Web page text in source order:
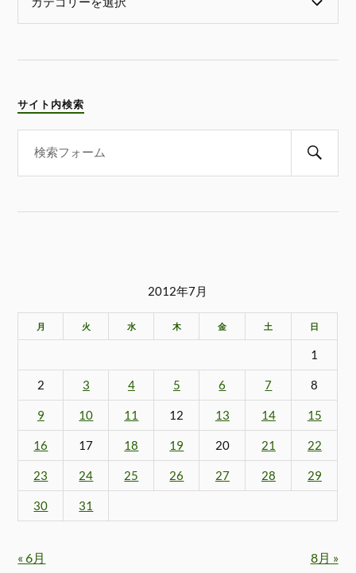
サイト内検索
2012年7月
月 火 水 木 金 土 日
1
2 3 4 5 6 7 8
9 10 11 12 13 14 15
16 17 18 19 20 21 22
23 24 25 26 27 28 29
30 31
« 6月 8月 »